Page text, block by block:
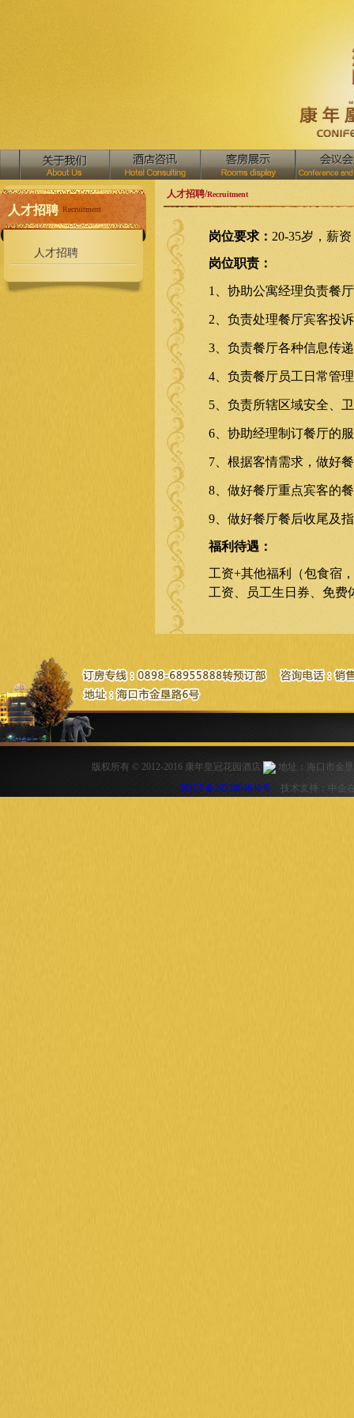
人才招聘 Recruitment
人才招聘
人才招聘/Recruitment
岗位要求： 20-35岁，薪
岗位职责：
1 、协助公寓经理负责餐
2 、负责处理餐厅宾客投
3、负责餐厅各种信息传
4、负责餐厅员工日常管
5、负责所辖区域安全、
6、协助经理制订餐厅的
7、根据客情需求，做好
8、做好餐厅重点宾客的
9、做好餐厅餐后收尾及
福利待遇：
工资+其他福利（包食宿
工资、员工生日券、免费
版权所有 © 2012-2016 康年皇冠花园酒店
地址：海口市金
琼ICP备2023004840号技术支持：中企